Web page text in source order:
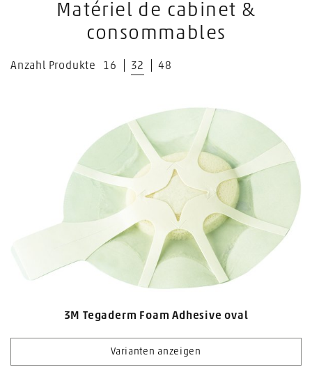
Matériel de cabinet &
consommables
Anzahl Produkte 16 32 48
3M Tegaderm Foam Adhesive oval
Varianten anzeigen